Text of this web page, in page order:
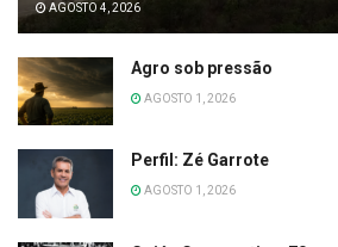
AGOSTO 4, 2026
Agro sob pressão
AGOSTO 1, 2026
Perfil: Zé Garrote
AGOSTO 1, 2026